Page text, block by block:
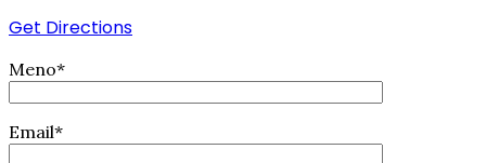
Get Directions
Meno*
Email*